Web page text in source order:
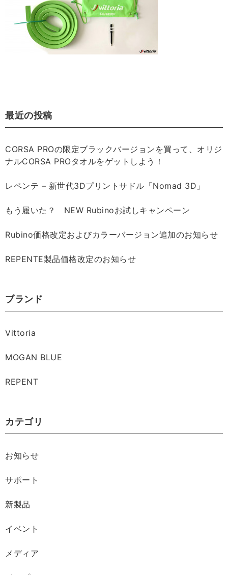
最近の投稿
CORSA PROの限定ブラックバージョンを買って、オリジ
ナルCORSA PROタオルをゲットしよう！
レペンテ – 新世代3Dプリントサドル「Nomad 3D」
もう履いた？ NEW Rubinoお試しキャンペーン
Rubino価格改定およびカラーバージョン追加のお知らせ
REPENTE製品価格改定のお知らせ
ブランド
Vittoria
MOGAN BLUE
REPENT
カテゴリ
お知らせ
サポート
新製品
イベント
メディア